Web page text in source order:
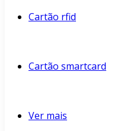
Cartão rfid
Cartão smartcard
Ver mais